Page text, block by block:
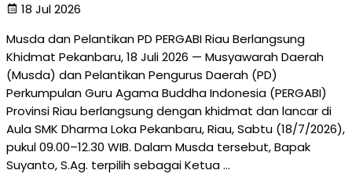
18 Jul 2026
Musda dan Pelantikan PD PERGABI Riau Berlangsung
Khidmat Pekanbaru, 18 Juli 2026 — Musyawarah Daerah
(Musda) dan Pelantikan Pengurus Daerah (PD)
Perkumpulan Guru Agama Buddha Indonesia (PERGABI)
Provinsi Riau berlangsung dengan khidmat dan lancar di
Aula SMK Dharma Loka Pekanbaru, Riau, Sabtu (18/7/2026),
pukul 09.00–12.30 WIB. Dalam Musda tersebut, Bapak
Suyanto, S.Ag. terpilih sebagai Ketua …